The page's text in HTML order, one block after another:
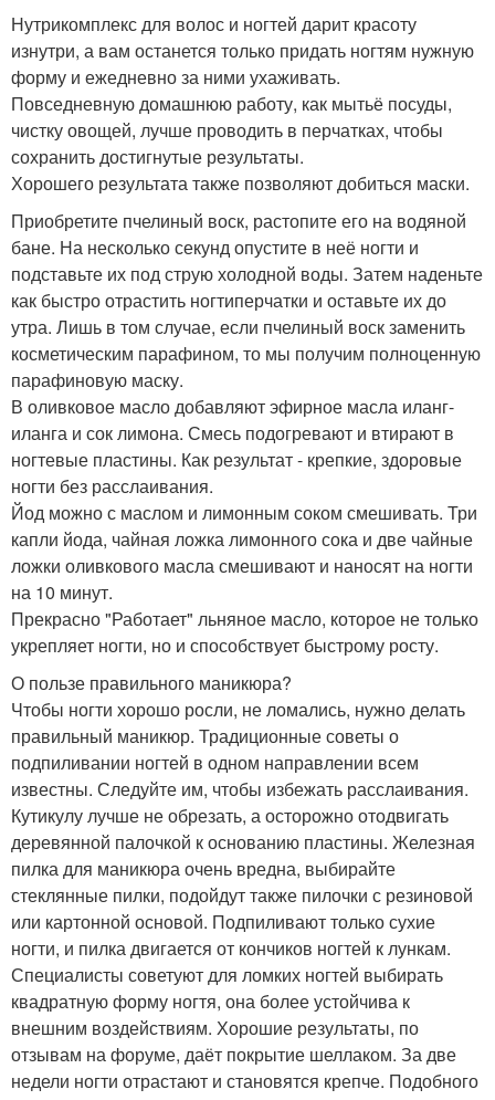
Нутрикомплекс для волос и ногтей дарит красоту
изнутри, а вам останется только придать ногтям нужную
форму и ежедневно за ними ухаживать.
Повседневную домашнюю работу, как мытьё посуды,
чистку овощей, лучше проводить в перчатках, чтобы
сохранить достигнутые результаты.
Хорошего результата также позволяют добиться маски.
Приобретите пчелиный воск, растопите его на водяной
бане. На несколько секунд опустите в неё ногти и
подставьте их под струю холодной воды. Затем наденьте
как быстро отрастить ногтиперчатки и оставьте их до
утра. Лишь в том случае, если пчелиный воск заменить
косметическим парафином, то мы получим полноценную
парафиновую маску.
В оливковое масло добавляют эфирное масла иланг-
иланга и сок лимона. Смесь подогревают и втирают в
ногтевые пластины. Как результат - крепкие, здоровые
ногти без расслаивания.
Йод можно с маслом и лимонным соком смешивать. Три
капли йода, чайная ложка лимонного сока и две чайные
ложки оливкового масла смешивают и наносят на ногти
на 10 минут.
Прекрасно "Работает" льняное масло, которое не только
укрепляет ногти, но и способствует быстрому росту.
О пользе правильного маникюра?
Чтобы ногти хорошо росли, не ломались, нужно делать
правильный маникюр. Традиционные советы о
подпиливании ногтей в одном направлении всем
известны. Следуйте им, чтобы избежать расслаивания.
Кутикулу лучше не обрезать, а осторожно отодвигать
деревянной палочкой к основанию пластины. Железная
пилка для маникюра очень вредна, выбирайте
стеклянные пилки, подойдут также пилочки с резиновой
или картонной основой. Подпиливают только сухие
ногти, и пилка двигается от кончиков ногтей к лункам.
Специалисты советуют для ломких ногтей выбирать
квадратную форму ногтя, она более устойчива к
внешним воздействиям. Хорошие результаты, по
отзывам на форуме, даёт покрытие шеллаком. За две
недели ногти отрастают и становятся крепче. Подобного